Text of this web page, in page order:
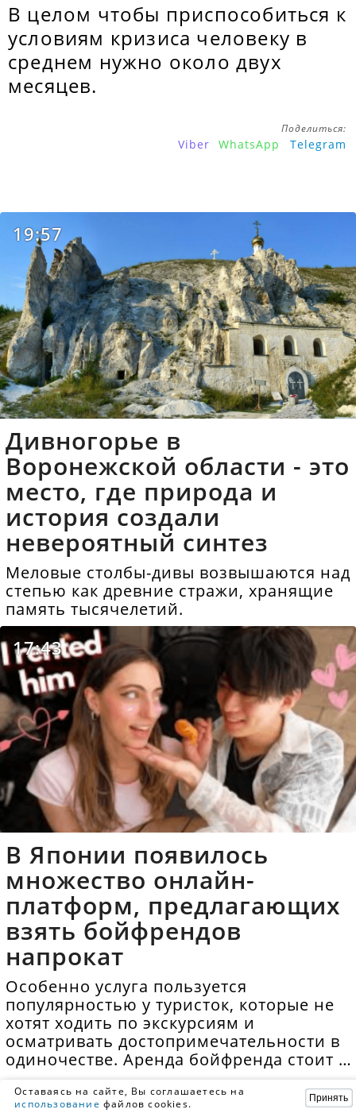
В целом чтобы приспособиться к
условиям кризиса человеку в
среднем нужно около двух
месяцев.
Поделиться:
Viber WhatsApp Telegram
19:57
Дивногорье в
Воронежской области - это
место, где природа и
история создали
невероятный синтез
Меловые столбы-дивы возвышаются над
степью как древние стражи, хранящие
память тысячелетий.
17:43
В Японии появилось
множество онлайн-
платформ, предлагающих
взять бойфрендов
напрокат
Особенно услуга пользуется
популярностью у туристок, которые не
хотят ходить по экскурсиям и
осматривать достопримечательности в
одиночестве. Аренда бойфренда стоит в
Оставаясь на сайте, Вы соглашаетесь на
использование файлов cookies. Принять